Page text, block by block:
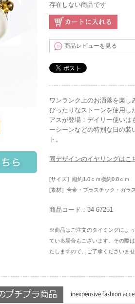
存在しない商品です
商品レビューを見る
ワンランク上のお洒落を楽し
ぴったりなストーンを使用し
アスが登場！デイリー使いは
ーシーンなどの特別な日の装
ト。
同デザインのイヤリングはこ
[サイズ］縦約1.0ｃｍ横約0.8ｃｍ
[素材］合金・プラスチック・ガラス
商品コード：34-67251
※商品はご注文のタイミングによ
ている場合もございます。その際
たしますので、ご了承くださいませ